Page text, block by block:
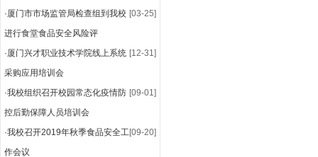
[03-25]
·厦门市市场监管局检查组到我校
进行食堂食品安全风险评
[12-31]
·厦门兴才职业技术学院线上系统
采购应用培训会
[09-01]
·我校组织召开校园常态化疫情防
控后勤保障人员培训会
[09-20]
·我校召开2019年秋季食品安全工
作会议